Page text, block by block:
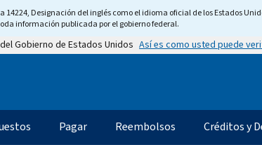
14224, Designación del inglés como el idioma oficial de los Estados
información publicada por el gobierno federal.
Gobierno de Estados Unidos Así es como usted puede
Pagar Reembolsos Créditos y